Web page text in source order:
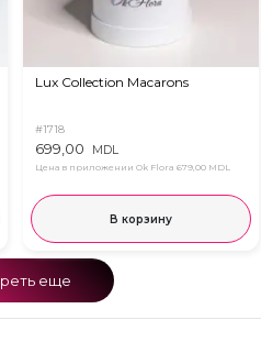
Lux Collection Macarons
#1718
699,00 MDL
Цена в приложении Ok Flora 679,00 MDL
В корзину
еще